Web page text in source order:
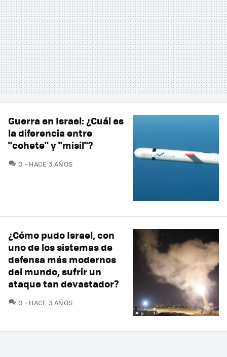
Guerra en Israel: ¿Cuál es
la diferencia entre
"cohete" y "misil"?
0 COMENTARIOS
HACE 3 AÑOS
¿Cómo pudo Israel, con
uno de los sistemas de
defensa más modernos
del mundo, sufrir un
ataque tan devastador?
0 COMENTARIOS
HACE 3 AÑOS